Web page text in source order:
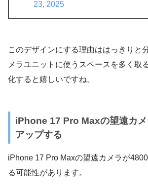
23, 2025
このデザインにする理由ははっきりと
メラユニットに使うスペースを多く取
化すると嬉しいですね。
iPhone 17 Pro Maxの望遠カ
アップする
iPhone 17 Pro Maxの望遠カメラが
る可能性があります。